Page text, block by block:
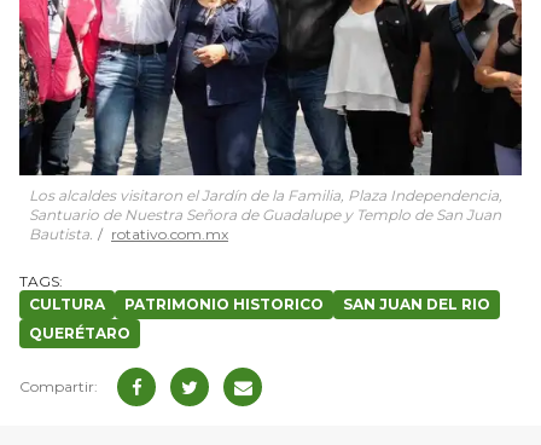
Los alcaldes visitaron el Jardín de la Familia, Plaza Independencia,
Santuario de Nuestra Señora de Guadalupe y Templo de San Juan
Bautista.
rotativo.com.mx
CULTURA PATRIMONIO HISTORICO
SAN JUAN DEL RIO
QUERÉTARO